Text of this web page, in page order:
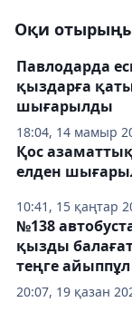
Оқи
18:04, 14 мамыр
Павлодарда
қыздарға
шығарылды
10:41, 15 қаңтар
Қос
елден
20:07, 19 қазан
№138
қызды
теңге